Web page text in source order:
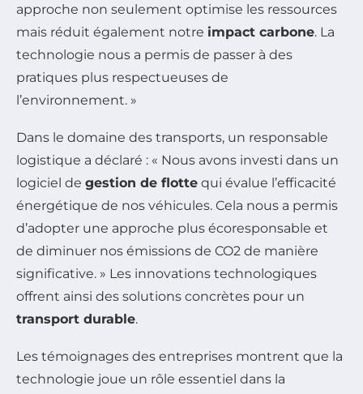
approche non seulement optimise les ressources
mais réduit également notre impact carbone. La
technologie nous a permis de passer à des
pratiques plus respectueuses de
l’environnement. »
Dans le domaine des transports, un responsable
logistique a déclaré : « Nous avons investi dans un
logiciel de gestion de flotte qui évalue l’efficacité
énergétique de nos véhicules. Cela nous a permis
d’adopter une approche plus écoresponsable et
de diminuer nos émissions de CO2 de manière
significative. » Les innovations technologiques
offrent ainsi des solutions concrètes pour un
transport durable.
Les témoignages des entreprises montrent que la
technologie joue un rôle essentiel dans la